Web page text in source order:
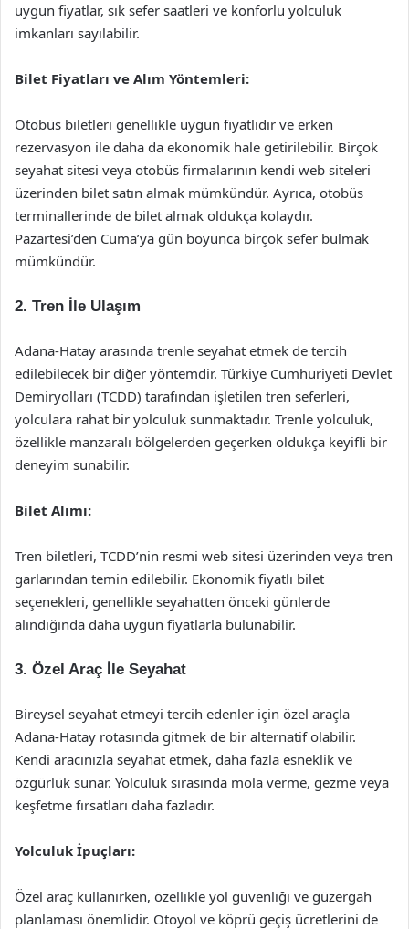
uygun fiyatlar, sık sefer saatleri ve konforlu yolculuk
imkanları sayılabilir.
Bilet Fiyatları ve Alım Yöntemleri:
Otobüs biletleri genellikle uygun fiyatlıdır ve erken
rezervasyon ile daha da ekonomik hale getirilebilir. Birçok
seyahat sitesi veya otobüs firmalarının kendi web siteleri
üzerinden bilet satın almak mümkündür. Ayrıca, otobüs
terminallerinde de bilet almak oldukça kolaydır.
Pazartesi’den Cuma’ya gün boyunca birçok sefer bulmak
mümkündür.
2. Tren İle Ulaşım
Adana-Hatay arasında trenle seyahat etmek de tercih
edilebilecek bir diğer yöntemdir. Türkiye Cumhuriyeti Devlet
Demiryolları (TCDD) tarafından işletilen tren seferleri,
yolculara rahat bir yolculuk sunmaktadır. Trenle yolculuk,
özellikle manzaralı bölgelerden geçerken oldukça keyifli bir
deneyim sunabilir.
Bilet Alımı:
Tren biletleri, TCDD’nin resmi web sitesi üzerinden veya tren
garlarından temin edilebilir. Ekonomik fiyatlı bilet
seçenekleri, genellikle seyahatten önceki günlerde
alındığında daha uygun fiyatlarla bulunabilir.
3. Özel Araç İle Seyahat
Bireysel seyahat etmeyi tercih edenler için özel araçla
Adana-Hatay rotasında gitmek de bir alternatif olabilir.
Kendi aracınızla seyahat etmek, daha fazla esneklik ve
özgürlük sunar. Yolculuk sırasında mola verme, gezme veya
keşfetme fırsatları daha fazladır.
Yolculuk İpuçları:
Özel araç kullanırken, özellikle yol güvenliği ve güzergah
planlaması önemlidir. Otoyol ve köprü geçiş ücretlerini de